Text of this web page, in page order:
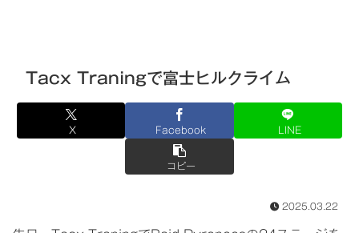
Tacx Traningで富士ヒルクライム
X Facebook LINE
コピー
2025.03.22